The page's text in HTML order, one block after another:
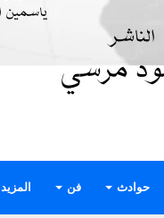
حوادث فن المزيد